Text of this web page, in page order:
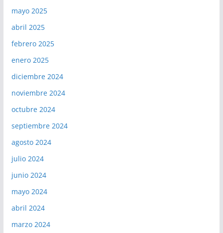
mayo 2025
abril 2025
febrero 2025
enero 2025
diciembre 2024
noviembre 2024
octubre 2024
septiembre 2024
agosto 2024
julio 2024
junio 2024
mayo 2024
abril 2024
marzo 2024